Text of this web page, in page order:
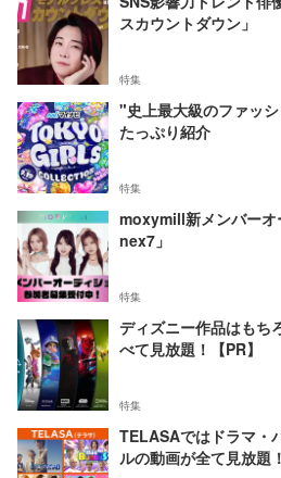
スカウントダウン」
特集
"史上最大級のファッ
たっぷり紹介
特集
moxymill新メンバー
nex7」
特集
ディズニー作品はもち
べて見放題！【PR】
特集
TELASAではドラマ・
ルの動画が全て見放題